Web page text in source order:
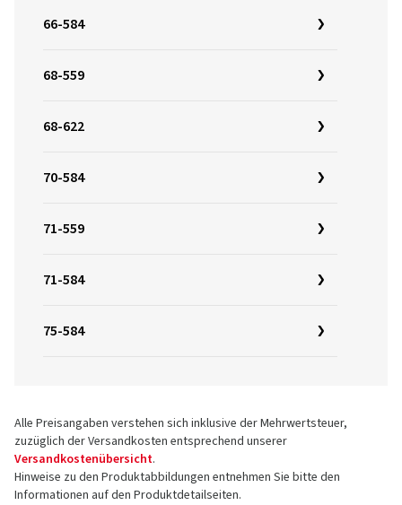
66-584
68-559
68-622
70-584
71-559
71-584
75-584
Alle Preisangaben verstehen sich inklusive der Mehrwertsteuer,
zuzüglich der Versandkosten entsprechend unserer
Versandkostenübersicht.
Hinweise zu den Produktabbildungen entnehmen Sie bitte den
Informationen auf den Produktdetailseiten.